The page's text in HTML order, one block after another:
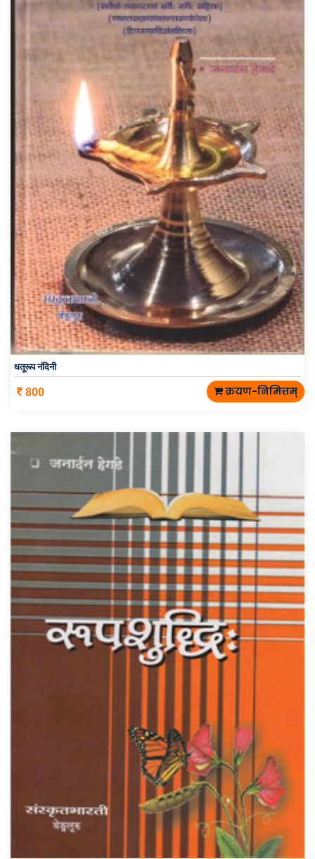
धतूरूप नंदिनी
800 क्रयण-निमित्तम्